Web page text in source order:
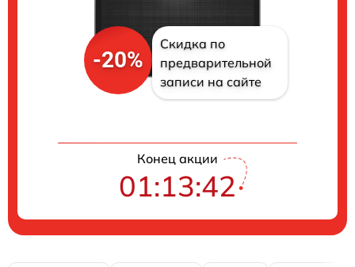
-20%
Скидка по
предварительной
записи на сайте
Конец акции
01:13:41